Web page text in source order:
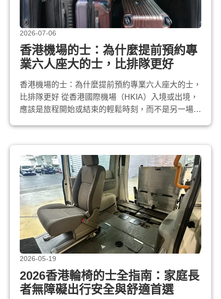
2026-07-06
香港機場的士：為什麼提前預約專
業六人座大的士，比排隊更好
香港機場的士：為什麼提前預約專業六人座大的士，
比排隊更好 從香港國際機場（HKIA）入境或出境，
應該是旅程開始或結束的輕鬆時刻，而不是另一場壓
確等問題。 2026年，越來越多精明的旅客選擇 提前
預約專業六人座大的士 。以下是真正有分別的地
方。 在機場的士站排隊的常見痛...
2026-05-19
2026香港輪椅的士全指南：家庭長
者無障礙出行安全與舒適首選